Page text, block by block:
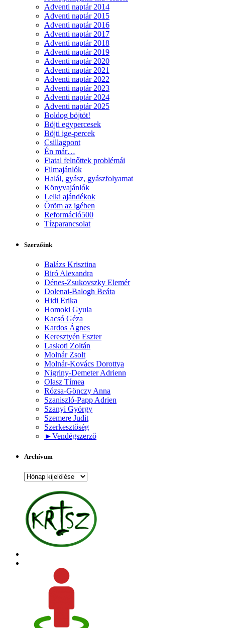
Adventi naptár 2014
Adventi naptár 2015
Adventi naptár 2016
Adventi naptár 2017
Adventi naptár 2018
Adventi naptár 2019
Adventi naptár 2020
Adventi naptár 2021
Adventi naptár 2022
Adventi naptár 2023
Adventi naptár 2024
Adventi naptár 2025
Boldog böjtöt!
Böjti egypercesek
Böjti ige-percek
Csillagpont
Én már…
Fiatal felnőttek problémái
Filmajánlók
Halál, gyász, gyászfolyamat
Könyvajánlók
Lelki ajándékok
Öröm az igében
Reformáció500
Tízparancsolat
Szerzőink
Balázs Krisztina
Biró Alexandra
Dénes-Zsukovszky Elemér
Dolenai-Balogh Beáta
Hidi Erika
Homoki Gyula
Kacsó Géza
Kardos Ágnes
Keresztyén Eszter
Laskoti Zoltán
Molnár Zsolt
Molnár-Kovács Dorottya
Nigriny-Demeter Adrienn
Olasz Tímea
Rózsa-Gönczy Anna
Szaniszló-Papp Adrien
Szanyi György
Szemere Judit
Szerkesztőség
►Vendégszerző
Archívum
Archívum